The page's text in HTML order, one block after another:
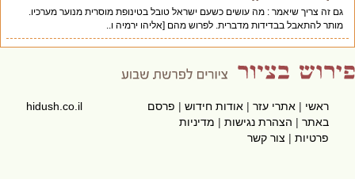
גם זה צריך שיאמר : מה עושים כשעם ישראל טובל בטינופת מוסרית מנוער מערכיו.
מותר להתאבל בבדידות מדברית. לפרוש מהם [אליהו ירמיה ו..
ראשי|אתרי עזר|אודות חידוש|פרסם
באתר|הצהרת נגישות|מדיניות
פרטיות|צור קשר
hidush.co.il